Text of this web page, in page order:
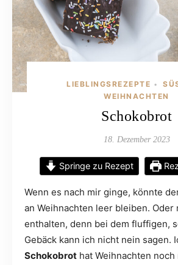
LIEBLINGSREZEPTE •
WEIHNACHTEN
Schokobrot
18. Dezember 2023
Springe zu Rezept
Wenn es nach mir ginge, könnte
an Weihnachten leer bleiben.
enthalten, denn bei dem fluffigen,
Gebäck kann ich nicht nein sagen.
Schokobrot hat Weihnachten